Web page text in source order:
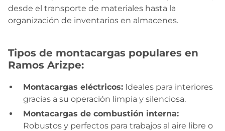
desde el transporte de materiales hasta la
organización de inventarios en almacenes.
Tipos de montacargas populares en
Ramos Arizpe:
Montacargas eléctricos: Ideales para interiores
gracias a su operación limpia y silenciosa.
Montacargas de combustión interna:
Robustos y perfectos para trabajos al aire libre o